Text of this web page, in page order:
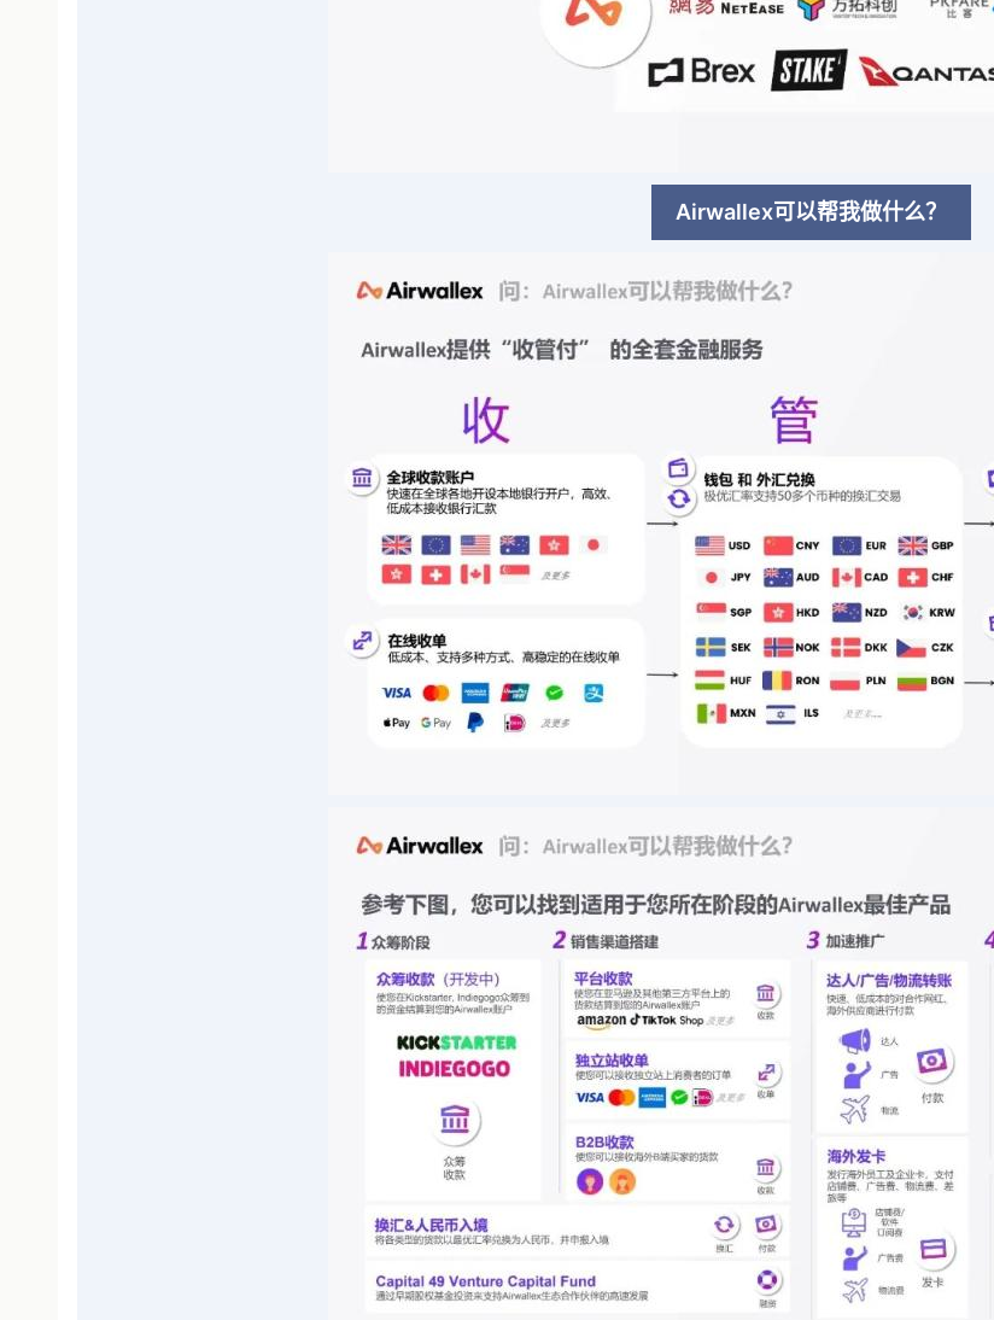
Airwallex可以帮我做什么？